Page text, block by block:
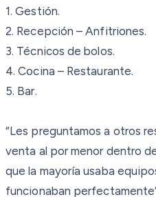
1. Gestión.
2. Recepción – Anfitriones.
3. Técnicos de bolos.
4. Cocina – Restaurante.
5. Bar.
“Les preguntamos a otros
venta al por menor dentro
que la mayoría usaba
funcionaban